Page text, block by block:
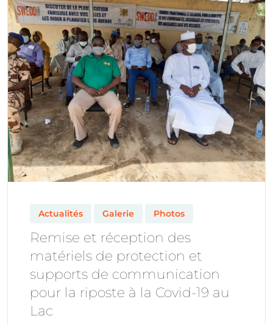
Actualités Galerie Photos
Remise et réception des
matériels de protection et
supports de communication
pour la riposte à la Covid-19 au
Lac